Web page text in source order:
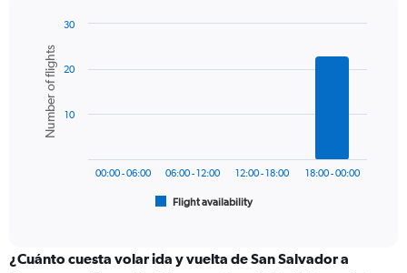
axis
displaying
values.
Range:
chart
with
bars.
The
categories.
Chart
graphic.
Number of flights
Flight availability
00:00 - 06:00 06:00 - 12:00 12:00 - 18:00 18:00 - 00:00
10
20
30
¿Cuánto cuesta volar ida y vuelta de San Salvador a